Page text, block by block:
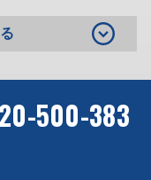
500-383